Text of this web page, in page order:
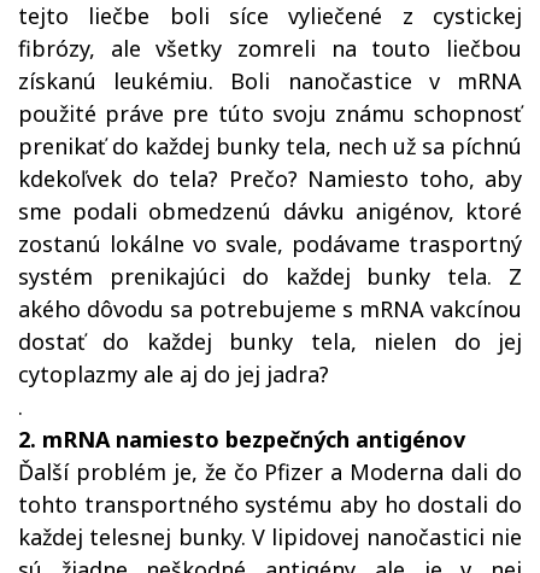
tejto liečbe boli síce vyliečené z cystickej
fibrózy, ale všetky zomreli na touto liečbou
získanú leukémiu. Boli nanočastice v mRNA
použité práve pre túto svoju známu schopnosť
prenikať do každej bunky tela, nech už sa píchnú
kdekoľvek do tela? Prečo? Namiesto toho, aby
sme podali obmedzenú dávku anigénov, ktoré
zostanú lokálne vo svale, podávame trasportný
systém prenikajúci do každej bunky tela. Z
akého dôvodu sa potrebujeme s mRNA vakcínou
dostať do každej bunky tela, nielen do jej
cytoplazmy ale aj do jej jadra?
.
2. mRNA namiesto bezpečných antigénov
Ďalší problém je, že čo Pfizer a Moderna dali do
tohto transportného systému aby ho dostali do
každej telesnej bunky. V lipidovej nanočastici nie